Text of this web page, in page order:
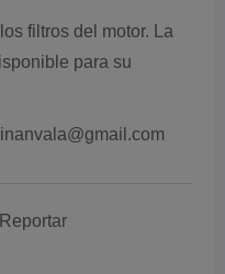
filtros del motor. La
para su
Reportar